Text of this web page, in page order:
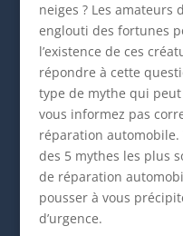
neiges ? Les amateurs
englouti des fortunes
l’existence de ces
répondre à cette
type de mythe qui
vous informez pas
réparation automobile.
des 5 mythes les plus
de réparation
pousser à vous
d’urgence.